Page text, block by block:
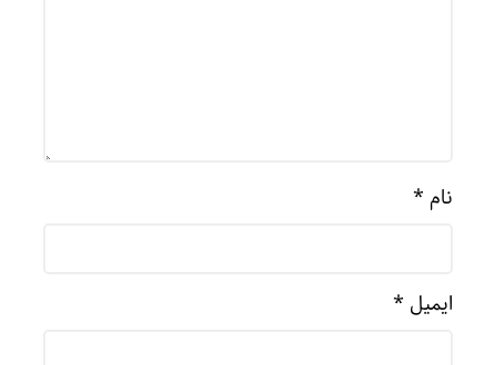
نام *
ایمیل *